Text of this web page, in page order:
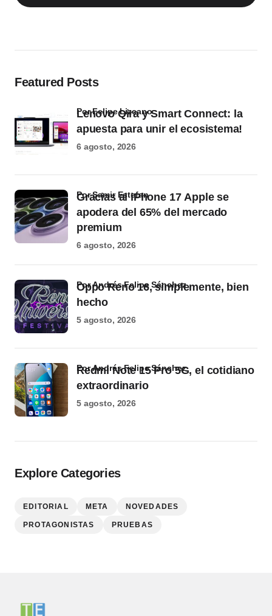
Featured Posts
Lenovo Qira y Smart Connect: la
apuesta para unir el ecosistema!
por Felipe Lizcano
6 agosto, 2026
Gracias al iPhone 17 Apple se
apodera del 65% del mercado
premium
por Samir Estefan
6 agosto, 2026
Oppo Reno 16, simplemente, bien
hecho
por Andrés Felipe Sánchez
5 agosto, 2026
Redmi Note 15 Pro 5G, el cotidiano
extraordinario
por Andrés Felipe Sánchez
5 agosto, 2026
Explore Categories
EDITORIAL META NOVEDADES
PROTAGONISTAS PRUEBAS